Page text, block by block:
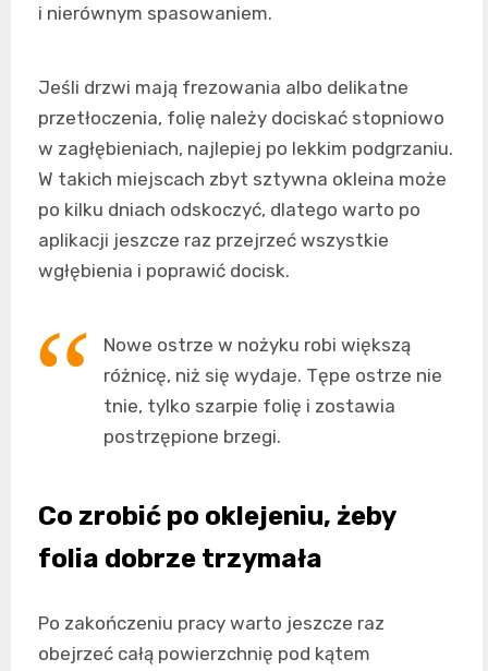
i nierównym spasowaniem.
Jeśli drzwi mają frezowania albo delikatne
przetłoczenia, folię należy dociskać stopniowo
w zagłębieniach, najlepiej po lekkim podgrzaniu.
W takich miejscach zbyt sztywna okleina może
po kilku dniach odskoczyć, dlatego warto po
aplikacji jeszcze raz przejrzeć wszystkie
wgłębienia i poprawić docisk.
Nowe ostrze w nożyku robi większą
różnicę, niż się wydaje. Tępe ostrze nie
tnie, tylko szarpie folię i zostawia
postrzępione brzegi.
Co zrobić po oklejeniu, żeby
folia dobrze trzymała
Po zakończeniu pracy warto jeszcze raz
obejrzeć całą powierzchnię pod kątem